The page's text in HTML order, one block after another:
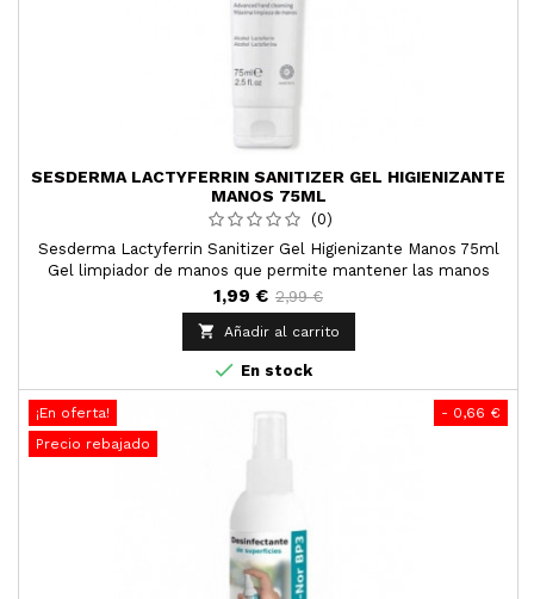
SESDERMA LACTYFERRIN SANITIZER GEL HIGIENIZANTE
MANOS 75ML
(0)
Sesderma Lactyferrin Sanitizer Gel Higienizante Manos 75ml
Gel limpiador de manos que permite mantener las manos
limpias, además de cuidarlas e hidratarlas sin causar sequedad
o irritación.
1,99 € 2,99 €

Añadir al carrito
 En stock
- 0,66 €
¡En oferta!
Precio rebajado